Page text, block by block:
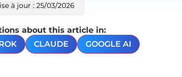
à jour : 25/03/2026
about this article in:
CLAUDE GOOGLE AI